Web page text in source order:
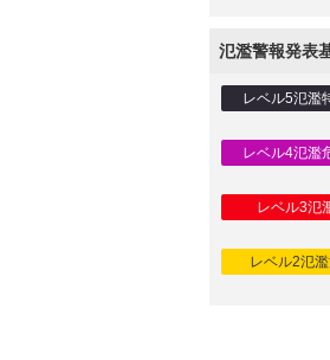
氾濫警報発表
レベル5氾濫
レベル4氾濫
レベル3氾
レベル2氾